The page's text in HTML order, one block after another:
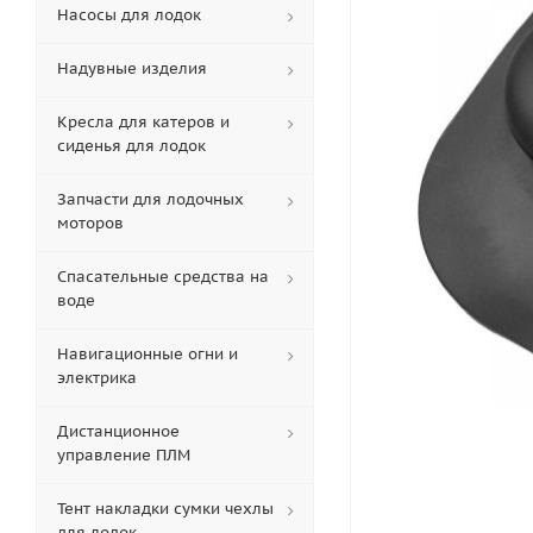
Насосы для лодок
Надувные изделия
Кресла для катеров и
сиденья для лодок
Запчасти для лодочных
моторов
Спасательные средства на
воде
Навигационные огни и
электрика
Дистанционное
управление ПЛМ
Тент накладки сумки чехлы